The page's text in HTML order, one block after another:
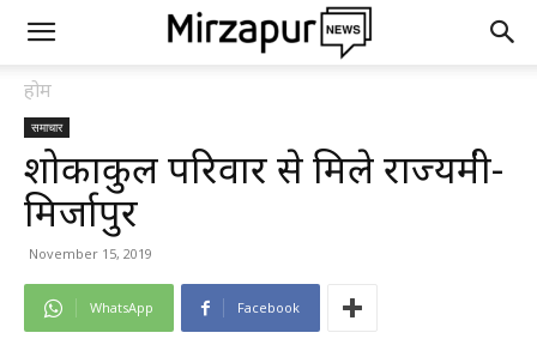
होम
समाचार
शोकाकुल परिवार से मिले राज्यमंत्री-
मिर्जापुर
November 15, 2019
WhatsApp Facebook